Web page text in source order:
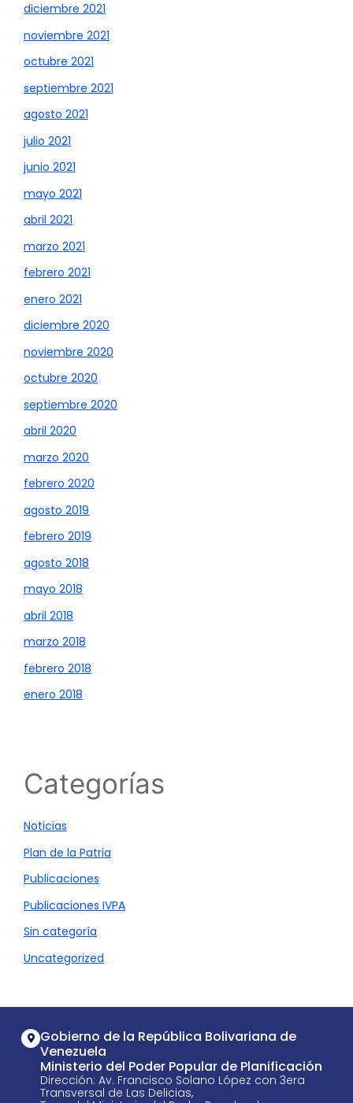
diciembre 2021
noviembre 2021
octubre 2021
septiembre 2021
agosto 2021
julio 2021
junio 2021
mayo 2021
abril 2021
marzo 2021
febrero 2021
enero 2021
diciembre 2020
noviembre 2020
octubre 2020
septiembre 2020
abril 2020
marzo 2020
febrero 2020
agosto 2019
febrero 2019
agosto 2018
mayo 2018
abril 2018
marzo 2018
febrero 2018
enero 2018
Categorías
Noticias
Plan de la Patria
Publicaciones
Publicaciones IVPA
Sin categoría
Uncategorized
Gobierno de la República Bolivariana de
Venezuela
Ministerio del Poder Popular de Planificación
Dirección: Av. Francisco Solano López con 3era
Transversal de Las Delicias,